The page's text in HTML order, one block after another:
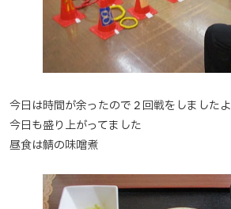
今日は時間が余ったので２回戦をしましたよ
今日も盛り上がってました
昼食は鯖の味噌煮